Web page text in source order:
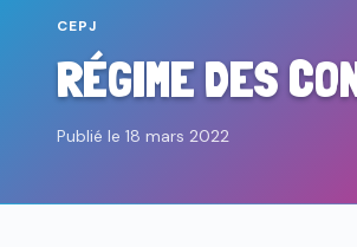
CEPJ
RÉGIME DES
Publié le 18 mars 2022